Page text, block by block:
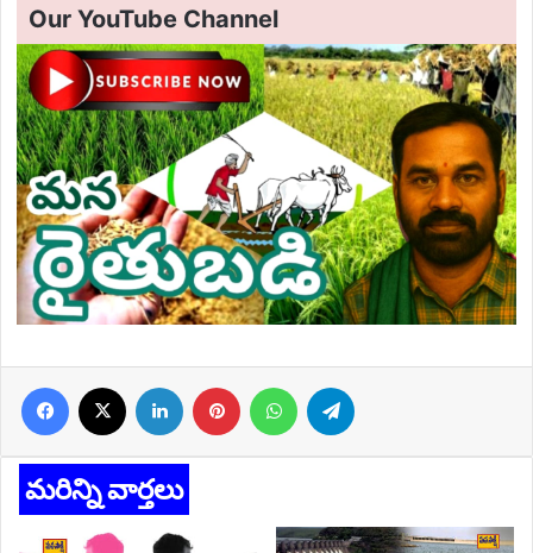
Our YouTube Channel
Facebook LinkedIn Pinterest WhatsApp
మరిన్ని వార్తలు